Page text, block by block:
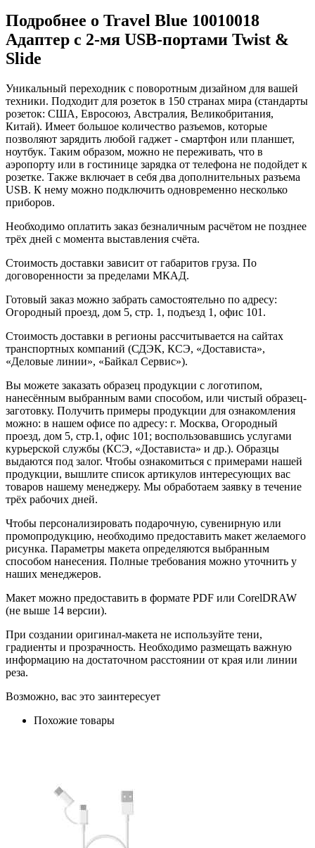
Подробнее о Travel Blue 10010018
Адаптер с 2-мя USB-портами Twist &
Slide
Уникальный переходник с поворотным дизайном для вашей
техники. Подходит для розеток в 150 странах мира (стандарты
розеток: США, Евросоюз, Австралия, Великобритания,
Китай). Имеет большое количество разъемов, которые
позволяют зарядить любой гаджет - смартфон или планшет,
ноутбук. Таким образом, можно не переживать, что в
аэропорту или в гостинице зарядка от телефона не подойдет к
розетке. Также включает в себя два дополнительных разъема
USB. К нему можно подключить одновременно несколько
приборов.
Необходимо оплатить заказ безналичным расчётом не позднее
трёх дней с момента выставления счёта.
Стоимость доставки зависит от габаритов груза. По
договоренности за пределами МКАД.
Готовый заказ можно забрать самостоятельно по адресу:
Огородный проезд, дом 5, стр. 1, подъезд 1, офис 101.
Стоимость доставки в регионы рассчитывается на сайтах
транспортных компаний (СДЭК, КСЭ, «Достависта»,
«Деловые линии», «Байкал Сервис»).
Вы можете заказать образец продукции с логотипом,
нанесённым выбранным вами способом, или чистый образец-
заготовку. Получить примеры продукции для ознакомления
можно: в нашем офисе по адресу: г. Москва, Огородный
проезд, дом 5, стр.1, офис 101; воспользовавшись услугами
курьерской службы (КСЭ, «Достависта» и др.). Образцы
выдаются под залог. Чтобы ознакомиться с примерами нашей
продукции, вышлите список артикулов интересующих вас
товаров нашему менеджеру. Мы обработаем заявку в течение
трёх рабочих дней.
Чтобы персонализировать подарочную, сувенирную или
промопродукцию, необходимо предоставить макет желаемого
рисунка. Параметры макета определяются выбранным
способом нанесения. Полные требования можно уточнить у
наших менеджеров.
Макет можно предоставить в формате PDF или CorelDRAW
(не выше 14 версии).
При создании оригинал-макета не используйте тени,
градиенты и прозрачность. Необходимо размещать важную
информацию на достаточном расстоянии от края или линии
реза.
Возможно, вас это заинтересует
Похожие товары